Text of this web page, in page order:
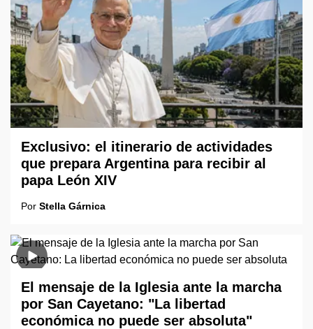
Exclusivo: el itinerario de actividades
que prepara Argentina para recibir al
papa León XIV
Por Stella Gárnica
El mensaje de la Iglesia ante la marcha
por San Cayetano: "La libertad
económica no puede ser absoluta"